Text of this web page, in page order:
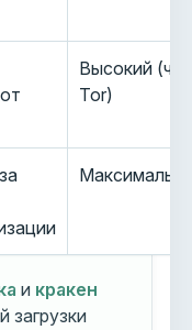
Высокий
Tor)
и кракен
загрузки